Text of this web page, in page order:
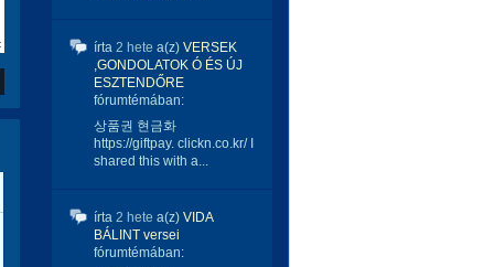
írta 2 hete a(z) VERSEK
,GONDOLATOK Ó ÉS ÚJ
ESZTENDŐRE
fórumtémában:
상품권 현금화
https://giftpay. clickn.co.kr/ I
shared this with a...
írta 2 hete a(z) VIDA
BÁLINT versei
fórumtémában: